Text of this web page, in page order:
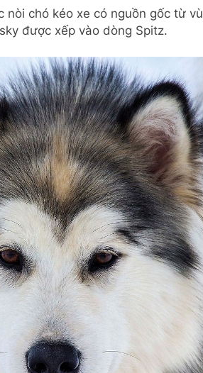
chó kéo xe có nguồn gốc từ
được xếp vào dòng Spitz.